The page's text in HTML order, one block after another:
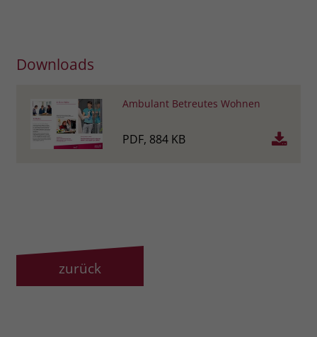
Downloads
Ambulant Betreutes Wohnen
PDF, 884 KB
zurück
Laufzeit 3 Monate
Der Zweck von _fbp ist vollständig auf
Nutzers auf verschiedenen Websites